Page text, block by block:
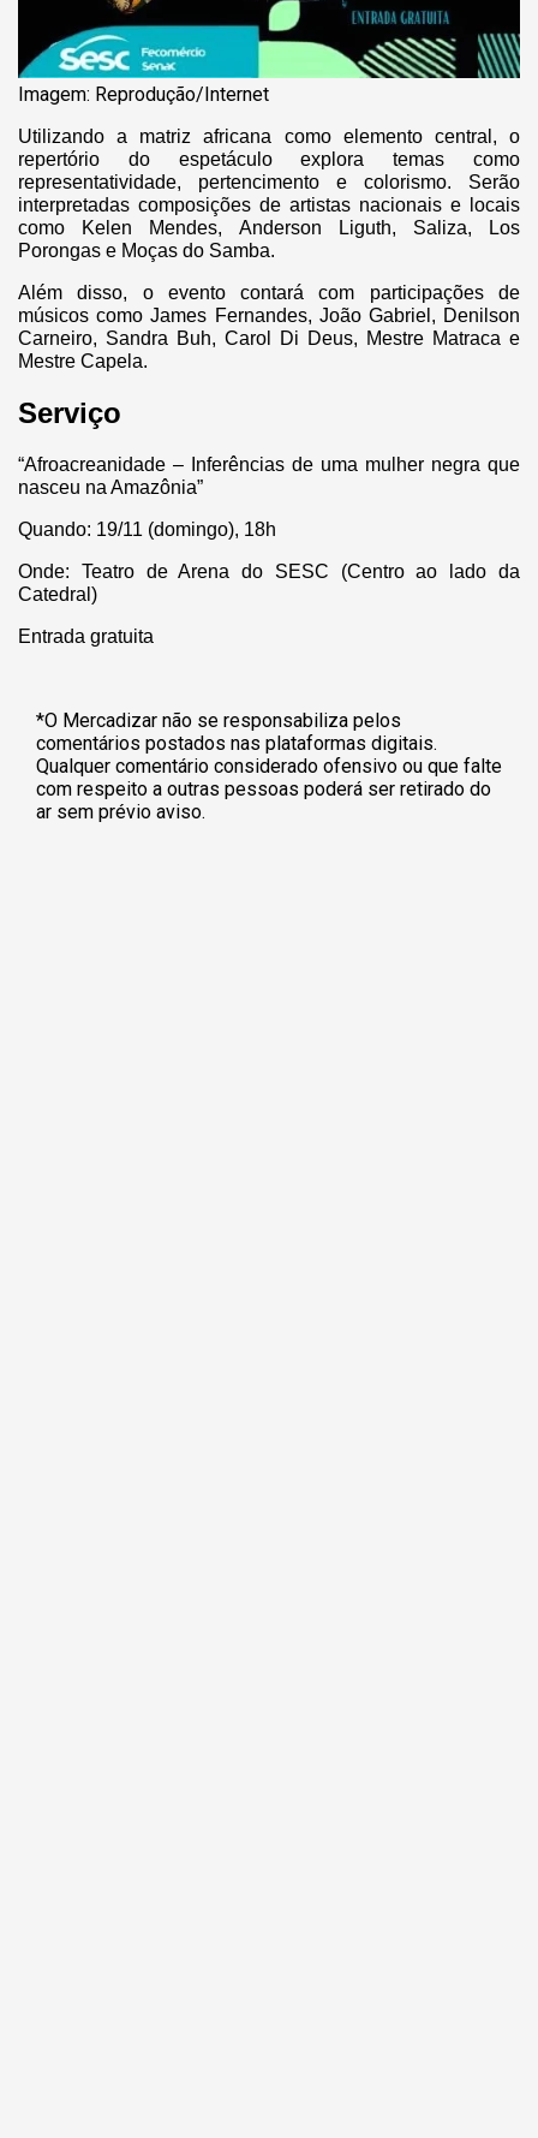
Imagem: Reprodução/Internet
Utilizando a matriz africana como elemento central, o
repertório do espetáculo explora temas como
representatividade, pertencimento e colorismo. Serão
interpretadas composições de artistas nacionais e locais
como Kelen Mendes, Anderson Liguth, Saliza, Los
Porongas e Moças do Samba.
Além disso, o evento contará com participações de
músicos como James Fernandes, João Gabriel, Denilson
Carneiro, Sandra Buh, Carol Di Deus, Mestre Matraca e
Mestre Capela.
Serviço
“Afroacreanidade – Inferências de uma mulher negra que
nasceu na Amazônia”
Quando: 19/11 (domingo), 18h
Onde: Teatro de Arena do SESC (Centro ao lado da
Catedral)
Entrada gratuita
*O Mercadizar não se responsabiliza pelos
comentários postados nas plataformas digitais.
Qualquer comentário considerado ofensivo ou que falte
com respeito a outras pessoas poderá ser retirado do
ar sem prévio aviso.